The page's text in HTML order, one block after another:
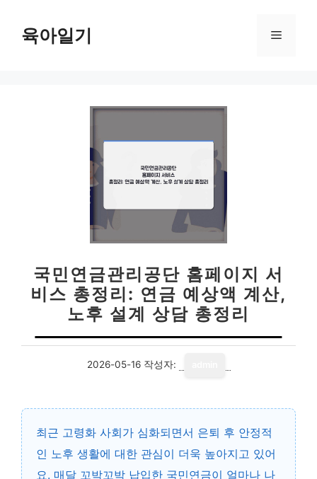
육아일기 메
국민연금관리공단 홈페이지 서
비스 총정리: 연금 예상액 계산,
노후 설계 상담 총정리
2026-05-16 작성자:
최근 고령화 사회가 심화되면서 은퇴 후 안정적
인 노후 생활에 대한 관심이 더욱 높아지고 있어
요. 매달 꼬박꼬박 납입한 국민연금이 얼마나 나